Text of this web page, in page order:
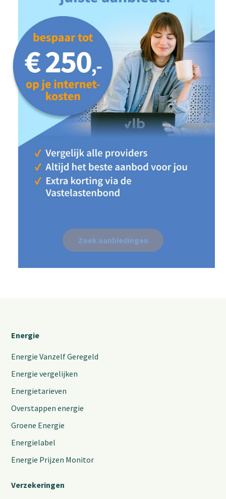
Zoek aanbiedingen
Energie
Energie Vanzelf Geregeld
Energie vergelijken
Energietarieven
Overstappen energie
Groene Energie
Energielabel
Energie Prijzen Monitor
Verzekeringen